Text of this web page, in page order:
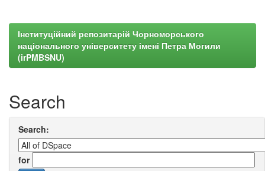
Інституційний репозитарій Чорноморського
національного університету імені Петра Могили
(irPMBSNU)
Search
Search:
for